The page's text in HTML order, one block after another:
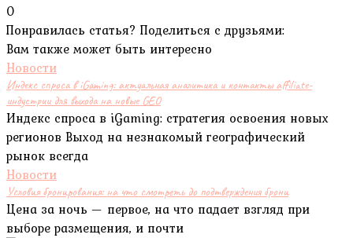
0
Понравилась статья? Поделиться с друзьями:
Вам также может быть интересно
Новости
Индекс спроса в iGaming: актуальная аналитика и контакты affiliate-
индустрии для выхода на новые GEO
Индекс спроса в iGaming: стратегия освоения новых
регионов Выход на незнакомый географический
рынок всегда
Новости
Условия бронирования: на что смотреть до подтверждения брони
Цена за ночь — первое, на что падает взгляд при
выборе размещения, и почти